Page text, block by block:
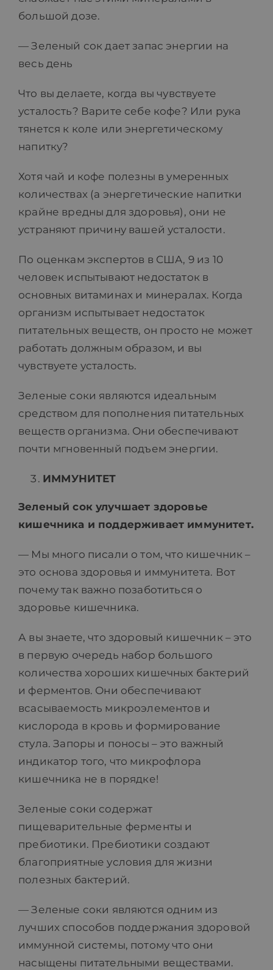
большой дозе.
— Зеленый сок дает запас энергии на
весь день
Что вы делаете, когда вы чувствуете
усталость? Варите себе кофе? Или рука
тянется к коле или энергетическому
напитку?
Хотя чай и кофе полезны в умеренных
количествах (а энергетические напитки
крайне вредны для здоровья), они не
устраняют причину вашей усталости.
По оценкам экспертов в США, 9 из 10
человек испытывают недостаток в
основных витаминах и минералах. Когда
организм испытывает недостаток
питательных веществ, он просто не может
работать должным образом, и вы
чувствуете усталость.
Зеленые соки являются идеальным
средством для пополнения питательных
веществ организма. Они обеспечивают
почти мгновенный подъем энергии.
ИММУНИТЕТ
Зеленый сок улучшает здоровье
кишечника и поддерживает иммунитет.
— Мы много писали о том, что кишечник –
это основа здоровья и иммунитета. Вот
почему так важно позаботиться о
здоровье кишечника.
А вы знаете, что здоровый кишечник – это
в первую очередь набор большого
количества хороших кишечных бактерий
и ферментов. Они обеспечивают
всасываемость микроэлементов и
кислорода в кровь и формирование
стула. Запоры и поносы – это важный
индикатор того, что микрофлора
кишечника не в порядке!
Зеленые соки содержат
пищеварительные ферменты и
пребиотики. Пребиотики создают
благоприятные условия для жизни
полезных бактерий.
— Зеленые соки являются одним из
лучших способов поддержания здоровой
иммунной системы, потому что они
насыщены питательными веществами.